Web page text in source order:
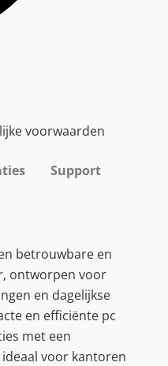
voorwaarden
Support
betrouwbare en
ontworpen voor
en dagelijkse
en efficiënte pc
met een
voor kantoren